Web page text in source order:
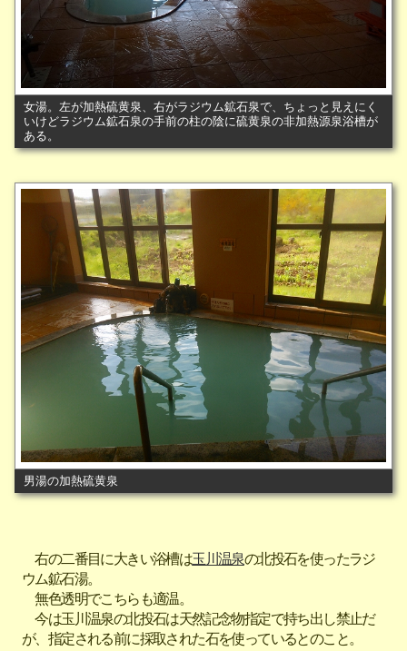
女湯。左が加熱硫黄泉、右がラジウム鉱石泉で、ちょっと見えにく
いけどラジウム鉱石泉の手前の柱の陰に硫黄泉の非加熱源泉浴槽が
ある。
男湯の加熱硫黄泉
右の二番目に大きい浴槽は玉川温泉の北投石を使ったラジ
ウム鉱石湯。
無色透明でこちらも適温。
今は玉川温泉の北投石は天然記念物指定で持ち出し禁止だ
が、指定される前に採取された石を使っているとのこと。